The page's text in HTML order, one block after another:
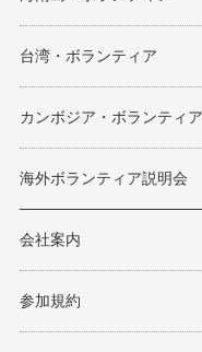
台湾・ボランティア
カンボジア・ボランティア
海外ボランティア説明会
会社案内
参加規約